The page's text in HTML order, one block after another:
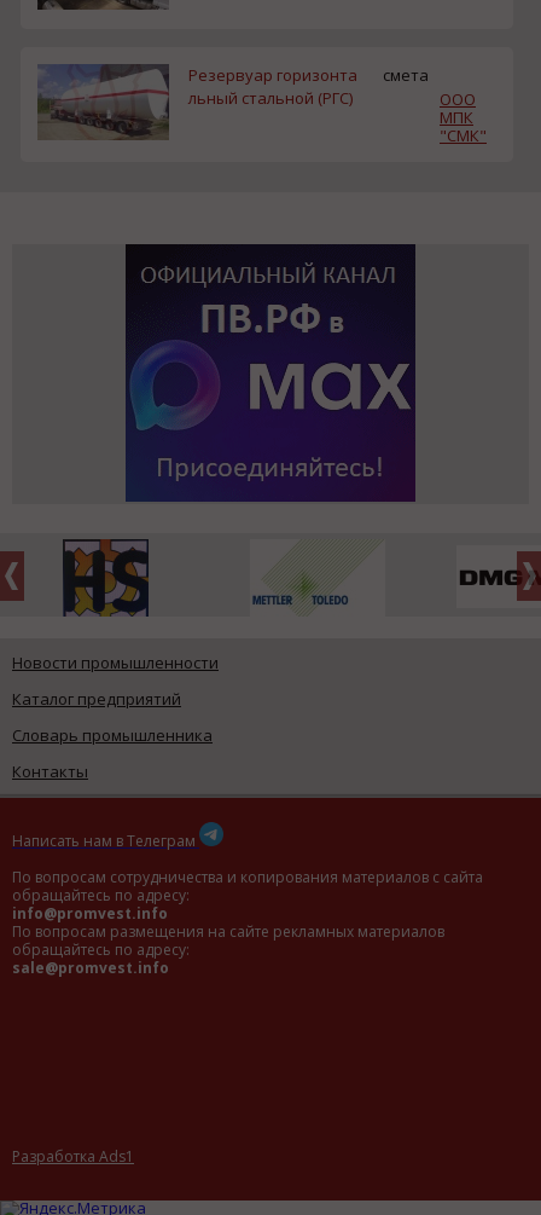
Резервуар горизонта
льный стальной (РГС)
смета
ООО
МПК
"СМК"
Новости промышленности
Каталог предприятий
Словарь промышленника
Контакты
Написать нам в Телеграм
По вопросам сотрудничества и копирования материалов с сайта
обращайтесь по адресу:
info@promvest.info
По вопросам размещения на сайте рекламных материалов
обращайтесь по адресу:
sale@promvest.info
Разработка Ads1